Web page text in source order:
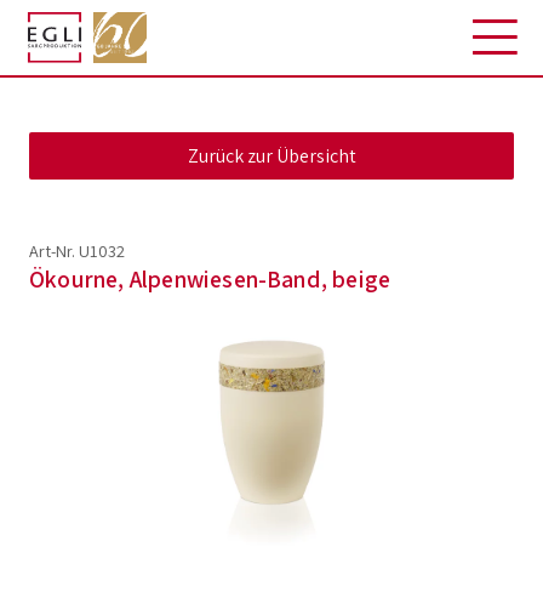
Art-Nr. U1032
Ökourne, Alpenwiesen-Band, beige